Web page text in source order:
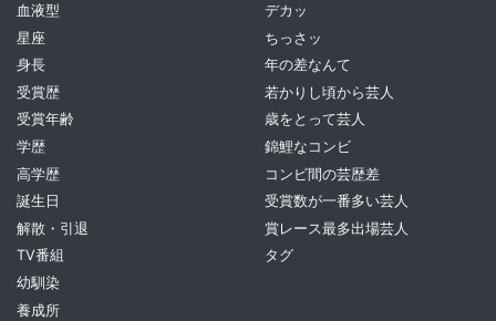
血液型
星座
身長
受賞歴
受賞年齢
学歴
高学歴
誕生日
解散・引退
TV番組
幼馴染
養成所
デカッ
ちっさッ
年の差なんて
若かりし頃から芸人
歳をとって芸人
錦鯉なコンビ
コンビ間の芸歴差
受賞数が一番多い芸人
賞レース最多出場芸人
タグ